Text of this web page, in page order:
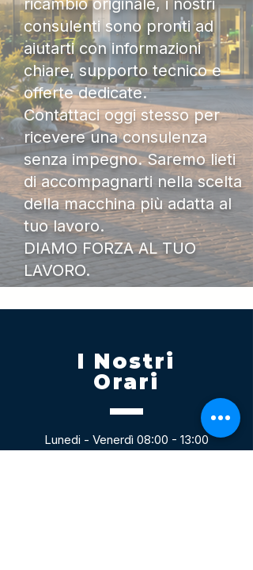
ricambio originale, i nostri
consulenti sono pronti ad
aiutarti con informazioni
chiare, supporto tecnico e
offerte dedicate.
Contattaci oggi stesso per
ricevere una consulenza
senza impegno. Saremo lieti
di accompagnarti nella scelta
della macchina più adatta al
tuo lavoro.
DIAMO FORZA AL TUO
LAVORO.
I Nostri
Orari
Lunedi - Venerdì 08:00 - 13:00